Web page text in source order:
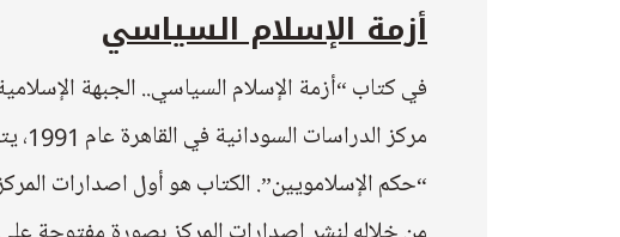
أزمة الإسلام السياسي
في كتاب “أزمة الإسلام السياسي.. الجبهة
مركز
“حكم الإسلامويين”. الكتاب هو أول اصدارات